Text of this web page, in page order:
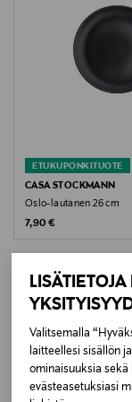
Valitsemalla
laitteellesi sisällön
ominaisuuksia sekä
evästeasetuksiasi
Kokotiedot
Koko
26 CM
Valmistusmaa
Suomi
Valmistajan
12KIV130U21
ETUKUPONKITUOTE
CASA STOCKMANN
Oslo-lautanen 26 cm
Original Price
7,90 €
LISÄÄ